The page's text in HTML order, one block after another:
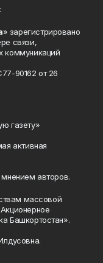
» зарегистрировано
связи,
коммуникаций
90162 от 26
газету»
активная
авторов.
массовой
Башкортостан».